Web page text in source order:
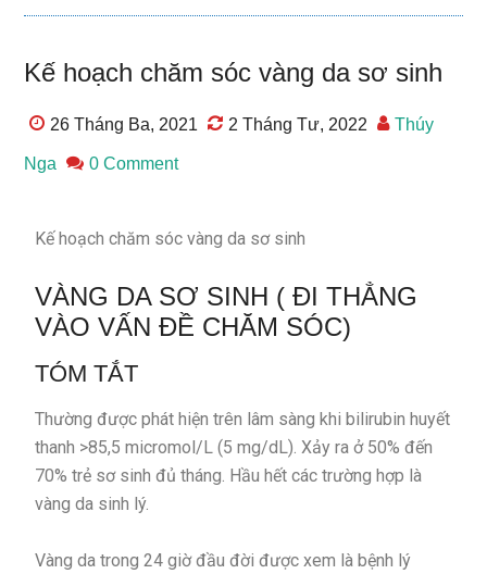
Kế hoạch chăm sóc vàng da sơ sinh
26 Tháng Ba, 2021 2 Tháng Tư, 2022 Thúy
Nga 0 Comment
Kế hoạch chăm sóc vàng da sơ sinh
VÀNG DA SƠ SINH ( ĐI THẲNG
VÀO VẤN ĐỀ CHĂM SÓC)
TÓM TẮT
Thường được phát hiện trên lâm sàng khi bilirubin huyết
thanh >85,5 micromol/L (5 mg/dL). Xảy ra ở 50% đến
70% trẻ sơ sinh đủ tháng. Hầu hết các trường hợp là
vàng da sinh lý.
Vàng da trong 24 giờ đầu đời được xem là bệnh lý